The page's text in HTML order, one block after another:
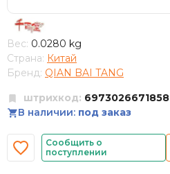
Вес: 0.0280 kg
Страна: Китай
Бренд: QIAN BAI TANG
штрихкод: 6973026671858
В наличии: под заказ
Сообщить о
поступлении